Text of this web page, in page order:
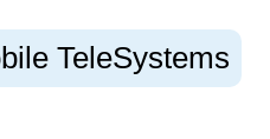
TeleSystems